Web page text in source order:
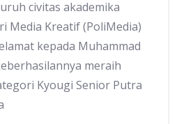
civitas akademika
Media Kreatif (PoliMedia)
kepada Muhammad
meraih
Kyougi Senior Putra